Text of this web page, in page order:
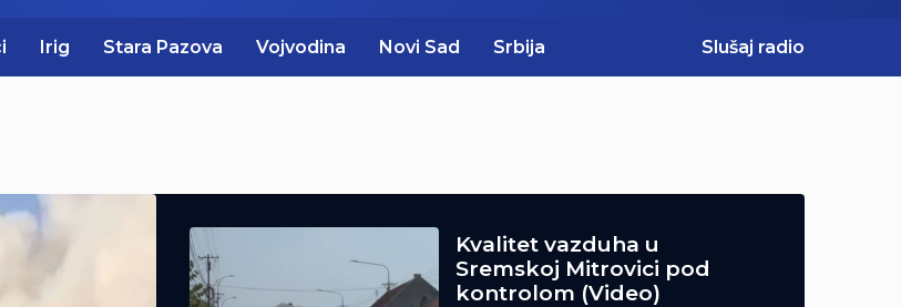
Irig Stara Pazova Vojvodina Novi Sad Srbija Slušaj radio
Kvalitet vazduha u
Sremskoj Mitrovici pod
kontrolom (Video)